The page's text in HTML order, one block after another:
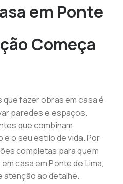
em Ponte
Começa
que fazer obras em casa é
paredes e espaços.
que combinam
o seu estilo de vida. Por
completas para quem
casa em Ponte de Lima,
atenção ao detalhe.